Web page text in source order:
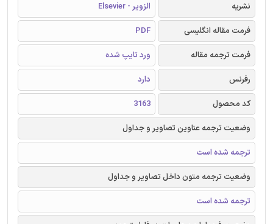
نشریه
الزویر - Elsevier
فرمت مقاله انگلیسی
PDF
فرمت ترجمه مقاله
ورد تایپ شده
رفرنس
دارد
کد محصول
3163
وضعیت ترجمه عناوین تصاویر و جداول
ترجمه شده است
وضعیت ترجمه متون داخل تصاویر و جداول
ترجمه شده است